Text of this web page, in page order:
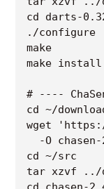
cd darts-
./configure
make
make install
# ----
cd ~/
wget
-O
cd ~/src
tar xzvf ../